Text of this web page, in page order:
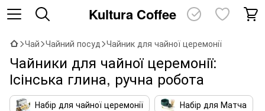
Kultura Coffee
Чай Чайний посуд Чайник для чайної церемонії
Чайники для чайної церемонії:
Ісінська глина, ручна робота
Набір для чайної церемонії
Набір для Матча